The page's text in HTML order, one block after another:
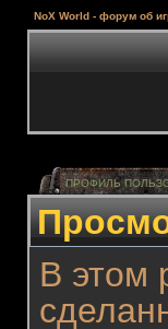
NoX World - форум об
ПРОФИЛЬ
В этом